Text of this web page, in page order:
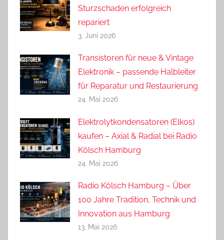
Sturzschaden erfolgreich
repariert
3. Juni 2026
Transistoren für neue & Vintage
Elektronik – passende Halbleiter
für Reparatur und Restaurierung
24. Mai 2026
Elektrolytkondensatoren (Elkos)
kaufen – Axial & Radial bei Radio
Kölsch Hamburg
24. Mai 2026
Radio Kölsch Hamburg – Über
100 Jahre Tradition, Technik und
Innovation aus Hamburg
13. Mai 2026